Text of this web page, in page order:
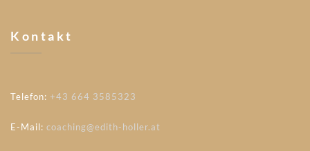
Kontakt
Telefon: +43 664 3585323
E-Mail: coaching@edith-holler.at